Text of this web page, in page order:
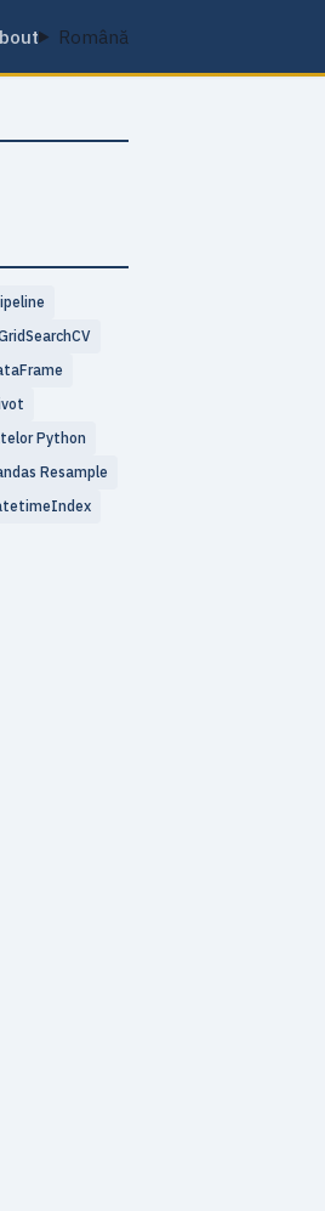
Română
Python
Resample